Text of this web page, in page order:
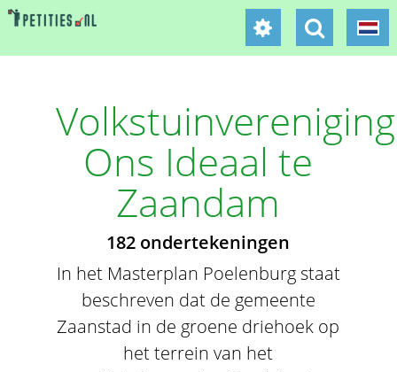
Volkstuinvereniging
Ons Ideaal te
Zaandam
182 ondertekeningen
In het Masterplan Poelenburg staat
beschreven dat de gemeente
Zaanstad in de groene driehoek op
het terrein van het